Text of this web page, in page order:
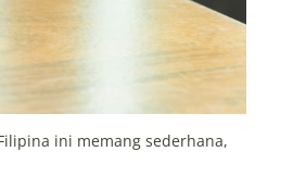
ini memang sederhana,